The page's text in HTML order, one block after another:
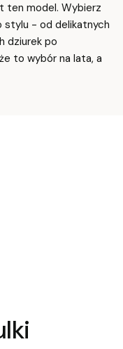
ten model. Wybierz
stylu - od delikatnych
dziurek po
to wybór na lata, a